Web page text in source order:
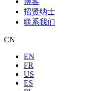
招贤纳士
联系我们
CN
EN
FR
US
ES